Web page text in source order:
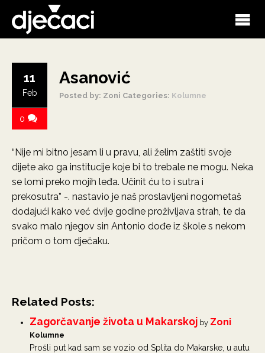
Asanović
Posted by: Zoni Categories: Kolumne
11
Feb
0
“Nije mi bitno jesam li u pravu, ali želim zaštiti svoje
dijete ako ga institucije koje bi to trebale ne mogu. Neka
se lomi preko mojih leđa. Učinit ću to i sutra i
prekosutra” -. nastavio je naš proslavljeni nogometaš
dodajući kako već dvije godine proživljava strah, te da
svako malo njegov sin Antonio dođe iz škole s nekom
pričom o tom dječaku.
Related Posts:
Zagorčavanje života u Makarskoj by Zoni
Kolumne
Prošli put kad sam se vozio od Splita do Makarske, u autu